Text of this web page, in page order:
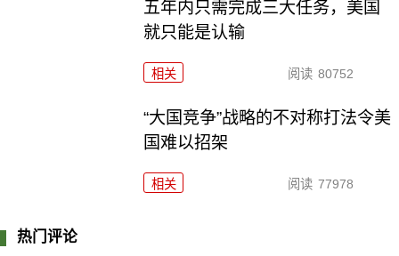
五年内只需完成三大任务，美国
就只能是认输
相关 阅读 80752
“大国竞争”战略的不对称打法令美
国难以招架
相关 阅读 77978
热门评论